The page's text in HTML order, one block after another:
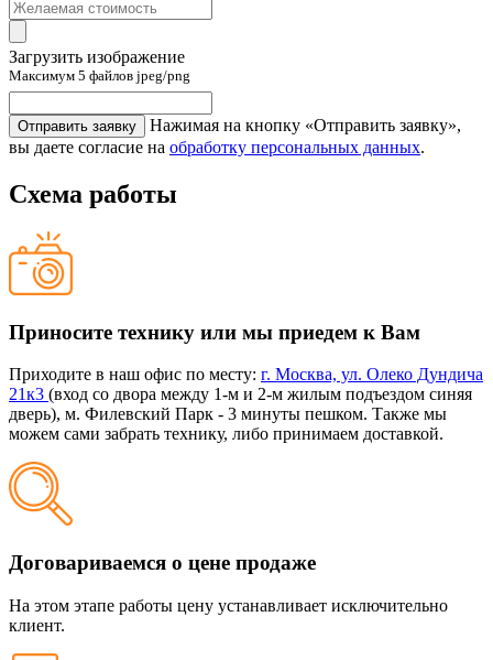
Загрузить изображение
Максимум 5 файлов jpeg/png
Нажимая на кнопку «Отправить заявку»,
вы даете согласие на обработку персональных данных.
Схема работы
Приносите технику или мы приедем к Вам
Приходите в наш офис по месту: г. Москва, ул. Олеко Дундича
21к3 (вход со двора между 1-м и 2-м жилым подъездом синяя
дверь), м. Филевский Парк - 3 минуты пешком. Также мы
можем сами забрать технику, либо принимаем доставкой.
Договариваемся о цене продаже
На этом этапе работы цену устанавливает исключительно
клиент.